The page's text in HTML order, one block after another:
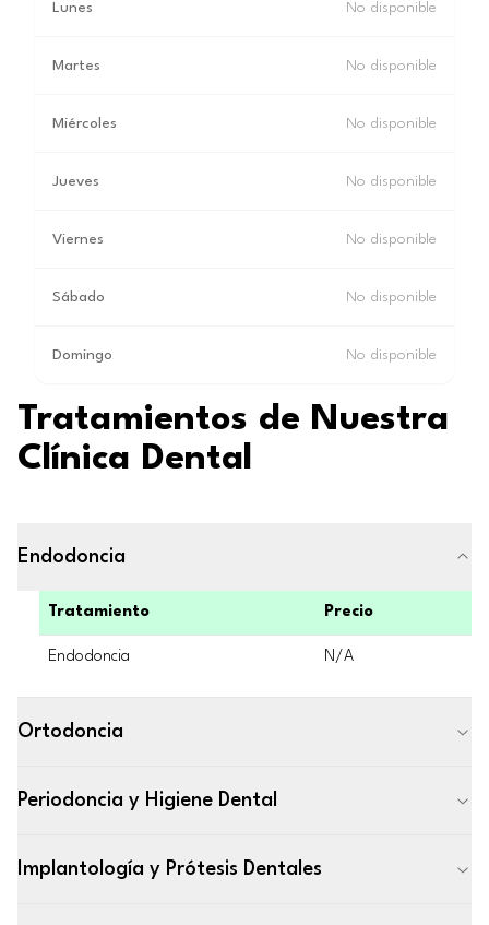
Lunes No disponible
Martes No disponible
Miércoles No disponible
Jueves No disponible
Viernes No disponible
Sábado No disponible
Domingo No disponible
Tratamientos de Nuestra
Clínica Dental
Endodoncia
Tratamiento Precio
Endodoncia N/A
Ortodoncia
Periodoncia y Higiene Dental
Implantología y Prótesis Dentales